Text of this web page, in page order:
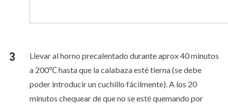
Llevar al horno precalentado durante aprox 40 minutos
a 200℃ hasta que la calabaza esté tierna (se debe
poder introducir un cuchillo fácilmente). A los 20
minutos chequear de que no se esté quemando por